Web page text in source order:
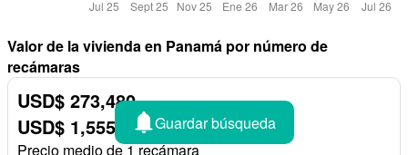
Valor de la vivienda en Panamá por número de
recámaras
USD$ 273,480
USD$ 1,555/
m²
Precio medio de 1 recámara
Guardar búsqueda